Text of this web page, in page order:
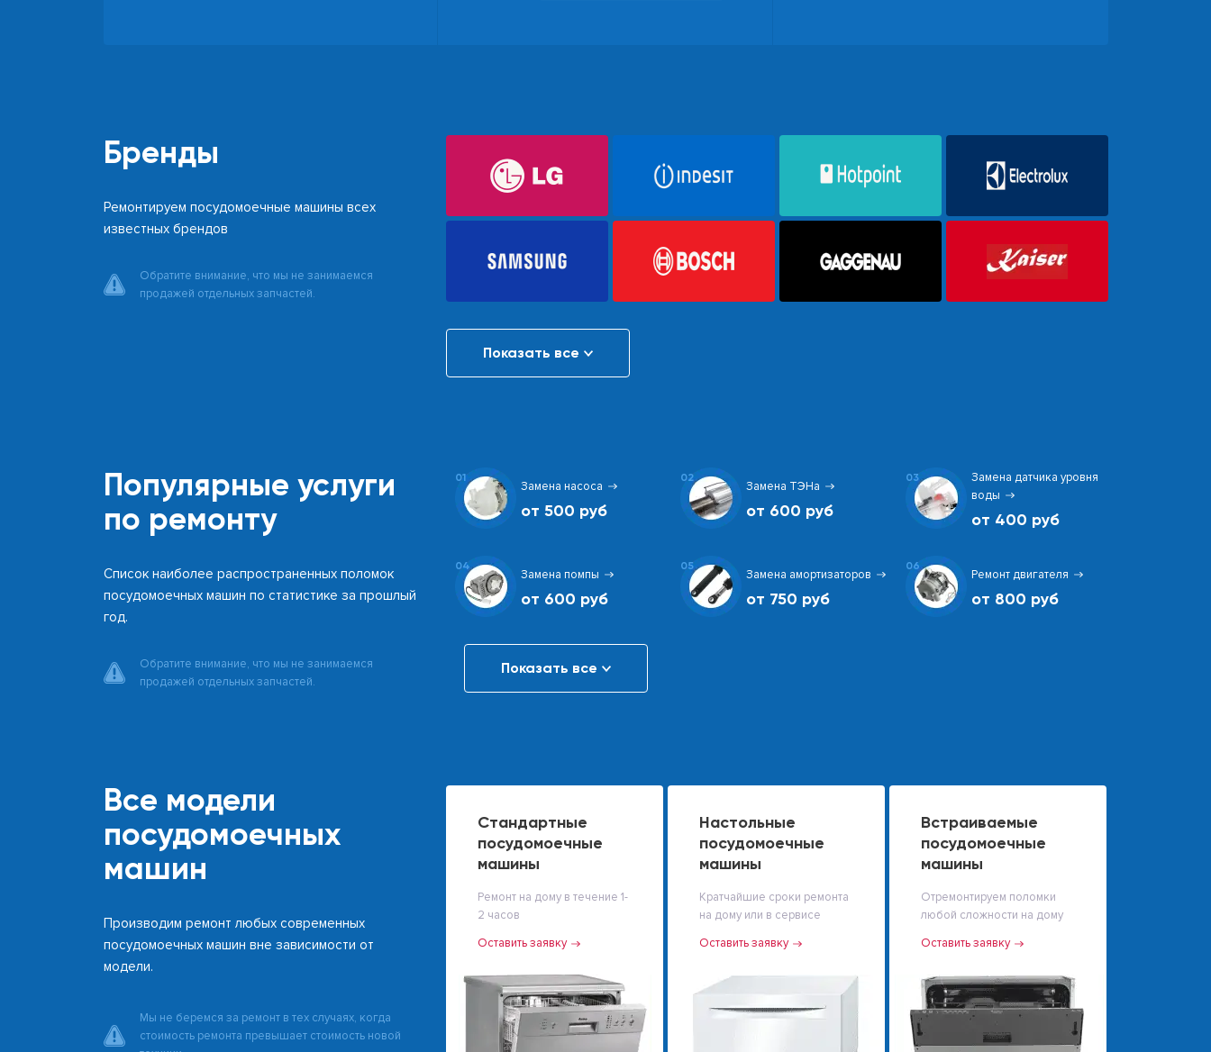
Бренды
Ремонтируем посудомоечные машины всех
известных брендов
Обратите внимание, что мы не занимаемся
продажей отдельных запчастей.
Показать все
Популярные услуги
по ремонту
Список наиболее распространенных поломок
посудомоечных машин по статистике за прошлый
год.
Обратите внимание, что мы не занимаемся
продажей отдельных запчастей.
01
Замена насоса
от 500 руб
02
Замена ТЭНа
от 600 руб
03
Замена датчика уровня
воды
от 400 руб
04
Замена помпы
от 600 руб
05
Замена амортизаторов
от 750 руб
06
Ремонт двигателя
от 800 руб
Показать все
Все модели
посудомоечных
машин
Производим ремонт любых современных
посудомоечных машин вне зависимости от
модели.
Мы не беремся за ремонт в тех случаях, когда
стоимость ремонта превышает стоимость новой
Стандартные
посудомоечные
машины
Ремонт на дому в течение 1-
2 часов
Оставить заявку
Настольные
посудомоечные
машины
Кратчайшие сроки ремонта
на дому или в сервисе
Оставить заявку
Встраиваемые
посудомоечные
машины
Отремонтируем поломки
любой сложности на дому
Оставить заявку